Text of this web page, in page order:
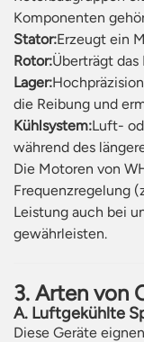
Komponenten
Stator:Erzeugt ein
Rotor:Überträgt
Lager:
die Reibung und
Kühlsystem:Luft-
während des
Die Motoren von
Frequenzregelung
Leistung auch bei
gewährleisten.
3. Arten von
A. Luftgekühlte
Diese Geräte